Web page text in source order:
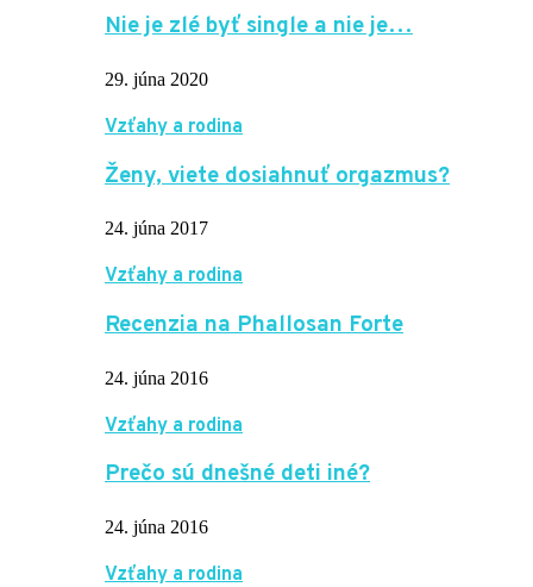
Nie je zlé byť single a nie je…
29. júna 2020
Vzťahy a rodina
Ženy, viete dosiahnuť orgazmus?
24. júna 2017
Vzťahy a rodina
Recenzia na Phallosan Forte
24. júna 2016
Vzťahy a rodina
Prečo sú dnešné deti iné?
24. júna 2016
Vzťahy a rodina